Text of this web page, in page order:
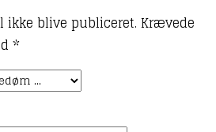
blive publiceret. Krævede
*